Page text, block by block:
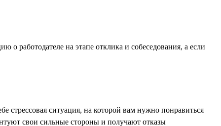
о работодателе на этапе отклика и собеседования, а если
стрессовая ситуация, на которой вам нужно понравиться
свои сильные стороны и получают отказы